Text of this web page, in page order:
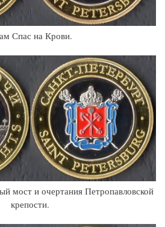
Спас на Крови.
мост и очертания Петропавловской
крепости.